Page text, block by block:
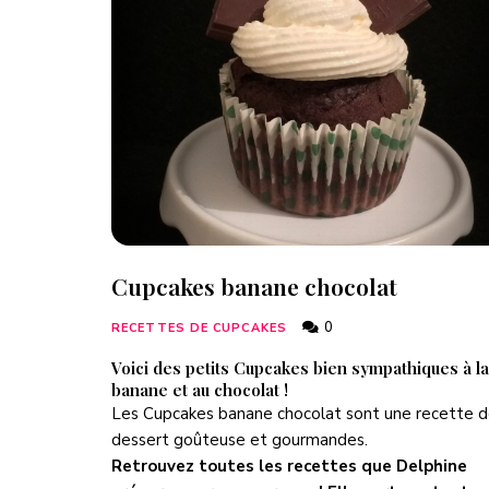
Cupcakes banane chocolat
RECETTES DE CUPCAKES 0
Voici des petits Cupcakes bien sympathiques à la
banane et au chocolat !
Les Cupcakes banane chocolat sont une recette
dessert goûteuse et gourmandes.
Retrouvez toutes les recettes que Delphine